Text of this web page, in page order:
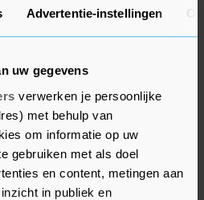
Advertentie-instellingen
uw gegevens
verwerken je persoonlijke
met behulp van
om informatie op uw
gebruiken met als doel
en content, metingen aan
in publiek en